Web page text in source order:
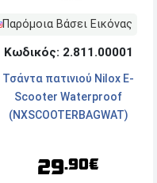
Παρόμοια Βάσει Εικόνας
Κωδικός: 2.811.00001
Τσάντα πατινιού Nilox E-
Scooter Waterproof
(NXSCOOTERBAGWAT)
29.90€